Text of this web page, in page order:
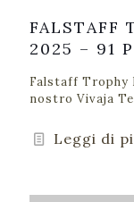
FALSTAFF
2025 – 91
Falstaff Trophy
nostro Vivaja
Leggi di